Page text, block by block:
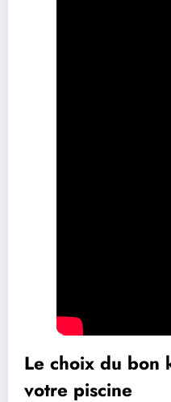
Le choix du bon
votre piscine